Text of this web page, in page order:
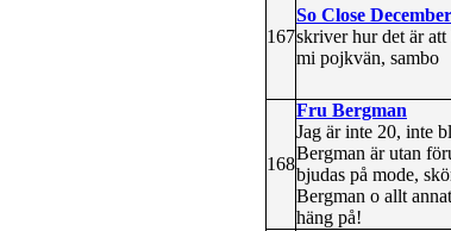
167
So Close December
skriver hur det är
mi pojkvän, sambo
168
Fru Bergman
Jag är inte 20, inte
Bergman är utan
bjudas på mode,
Bergman o allt
häng på!